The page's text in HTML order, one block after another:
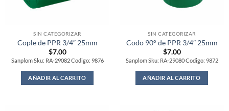
SIN CATEGORIZAR
Cople de PPR 3/4″ 25mm
$7.00
Sanplom Sku: RA-29082 Codigo: 9876
AÑADIR AL CARRITO
SIN CATEGORIZAR
Codo 90° de PPR 3/4″ 25mm
$7.00
Sanplom Sku: RA-29080 Codigo: 9872
AÑADIR AL CARRITO